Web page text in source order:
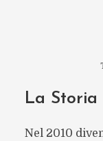
La Storia
Nel 2010